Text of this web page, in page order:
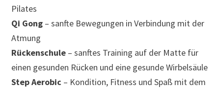
Pilates
Qi Gong– sanfte Bewegungen in Verbindung mit der
Atmung
Rückenschule– sanftes Training auf der Matte für
einen gesunden Rücken und eine gesunde Wirbelsäule
Step Aerobic – Kondition, Fitness und Spaß mit dem